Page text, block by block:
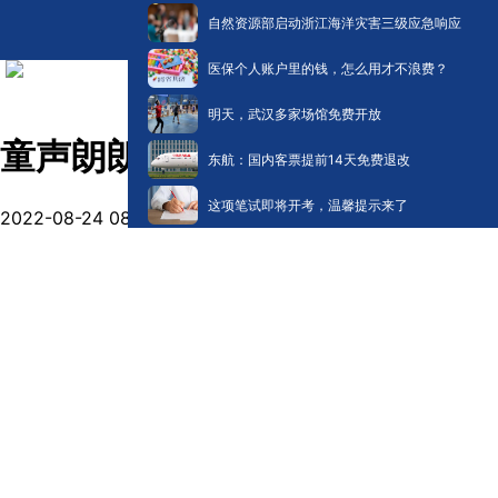
自然资源部启动浙江海洋灾害三级应急响应
医保个人账户里的钱，怎么用才不浪费？
明天，武汉多家场馆免费开放
东航：国内客票提前14天免费退改
这项笔试即将开考，温馨提示来了
童声朗朗丨一份来自大学教授
2022-08-24 08:37